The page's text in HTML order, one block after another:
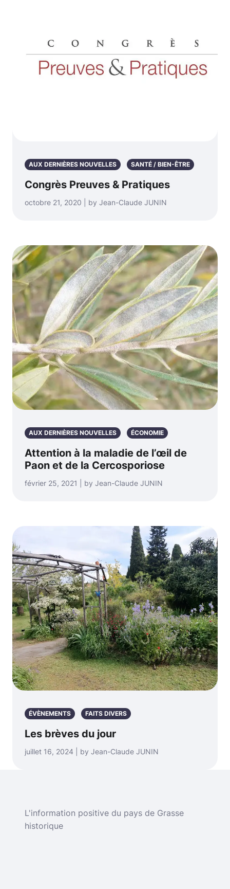
AUX DERNIÈRES NOUVELLES SANTÉ / BIEN-ÊTRE
Congrès Preuves & Pratiques
octobre 21, 2020 | by Jean-Claude JUNIN
AUX DERNIÈRES NOUVELLES ÉCONOMIE
Attention à la maladie de l’œil de
Paon et de la Cercosporiose
février 25, 2021 | by Jean-Claude JUNIN
ÉVÈNEMENTS FAITS DIVERS
Les brèves du jour
juillet 16, 2024 | by Jean-Claude JUNIN
L'information positive du pays de Grasse
historique